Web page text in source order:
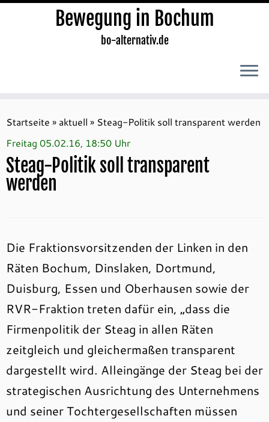
Inhalt
springen
Bewegung in Bochum
bo-alternativ.de
Startseite » aktuell » Steag-Politik soll transparent werden
Freitag 05.02.16, 18:50 Uhr
Steag-Politik soll transparent
werden
Die Fraktionsvorsitzenden der Linken in den
Räten Bochum, Dinslaken, Dortmund,
Duisburg, Essen und Oberhausen sowie der
RVR-Fraktion treten dafür ein, „dass die
Firmenpolitik der Steag in allen Räten
zeitgleich und gleichermaßen transparent
dargestellt wird. Alleingänge der Steag bei der
strategischen Ausrichtung des Unternehmens
und seiner Tochtergesellschaften müssen